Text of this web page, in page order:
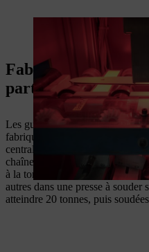
Un système de caméra surveille
Fabrication d’un
parties
Les guide-chaînes en trois
fabriqués à partir de deux tôles
centrale évidée. Ces
chaîne léger, facile à manier,
à la torsion. Les trois pièces
autres dans une presse à
atteindre 20 tonnes, puis